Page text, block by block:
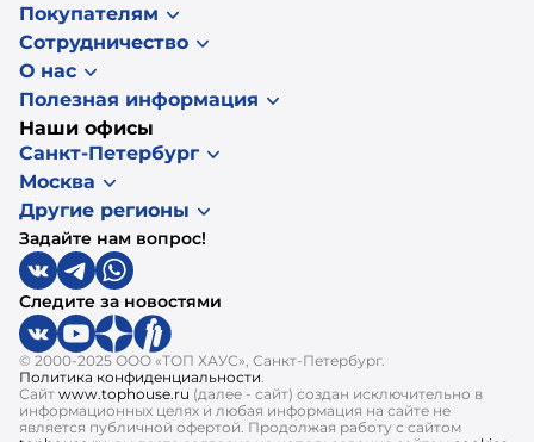
Покупателям
Сотрудничество
О нас
Полезная информация
Наши офисы
Санкт-Петербург
Москва
Другие регионы
Задайте нам вопрос!
Следите за новостями
© 2000-2025 ООО «ТОП ХАУС», Санкт-Петербург.
Политика конфиденциальности
Сайт www.tophouse.ru (далее - сайт) создан исключительно в
информационных целях и любая информация на сайте не
является публичной офертой. Продолжая работу с сайтом